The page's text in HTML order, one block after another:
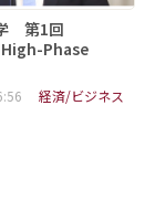
第1回
High-Phase
経済/ビジネス